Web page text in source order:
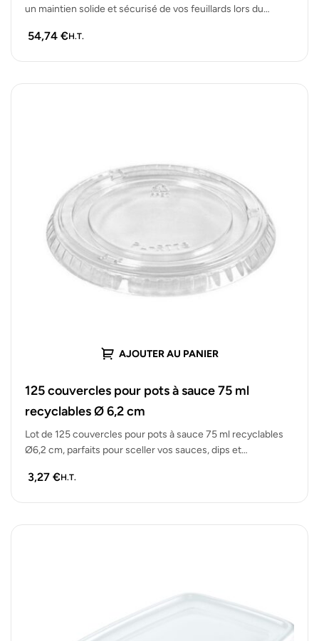
un maintien solide et sécurisé de vos feuillards lors du
54,74 €H.T.
AJOUTER AU PANIER
125 couvercles pour pots à sauce 75 ml
recyclables Ø 6,2 cm
Lot de 125 couvercles pour pots à sauce 75 ml recyclables
Ø6,2 cm, parfaits pour sceller vos sauces, dips et…
3,27 €H.T.